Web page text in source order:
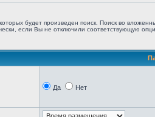
будет произведен поиск. Поиск во
если Вы не отключили соответствующую
Да Нет